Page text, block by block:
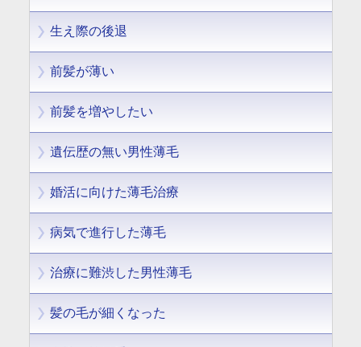
生え際の後退
前髪が薄い
前髪を増やしたい
遺伝歴の無い男性薄毛
婚活に向けた薄毛治療
病気で進行した薄毛
治療に難渋した男性薄毛
髪の毛が細くなった